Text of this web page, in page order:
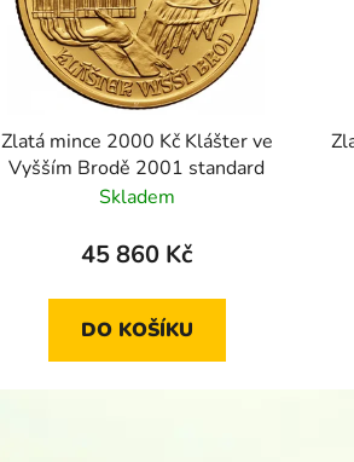
Zlatá mince 2000 Kč Klášter ve
Vyšším Brodě 2001 standard
Skladem
45 860 Kč
DO KOŠÍKU